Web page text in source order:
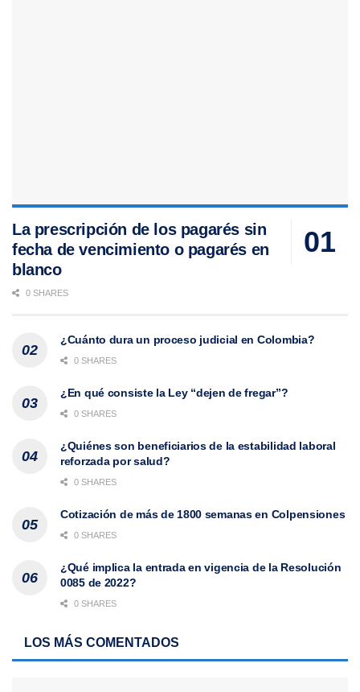
La prescripción de los pagarés sin
fecha de vencimiento o pagarés en
blanco
0 SHARES
¿Cuánto dura un proceso judicial en Colombia?
0 SHARES
¿En qué consiste la Ley “dejen de fregar”?
0 SHARES
¿Quiénes son beneficiarios de la estabilidad laboral
reforzada por salud?
0 SHARES
Cotización de más de 1800 semanas en Colpensiones
0 SHARES
¿Qué implica la entrada en vigencia de la Resolución
0085 de 2022?
0 SHARES
LOS MÁS COMENTADOS